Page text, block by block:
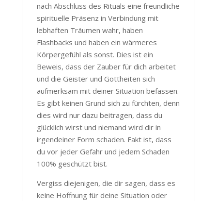
nach Abschluss des Rituals eine freundliche
spirituelle Präsenz in Verbindung mit
lebhaften Träumen wahr, haben
Flashbacks und haben ein wärmeres
Körpergefühl als sonst. Dies ist ein
Beweis, dass der Zauber für dich arbeitet
und die Geister und Gottheiten sich
aufmerksam mit deiner Situation befassen.
Es gibt keinen Grund sich zu fürchten, denn
dies wird nur dazu beitragen, dass du
glücklich wirst und niemand wird dir in
irgendeiner Form schaden. Fakt ist, dass
du vor jeder Gefahr und jedem Schaden
100% geschützt bist.
Vergiss diejenigen, die dir sagen, dass es
keine Hoffnung für deine Situation oder